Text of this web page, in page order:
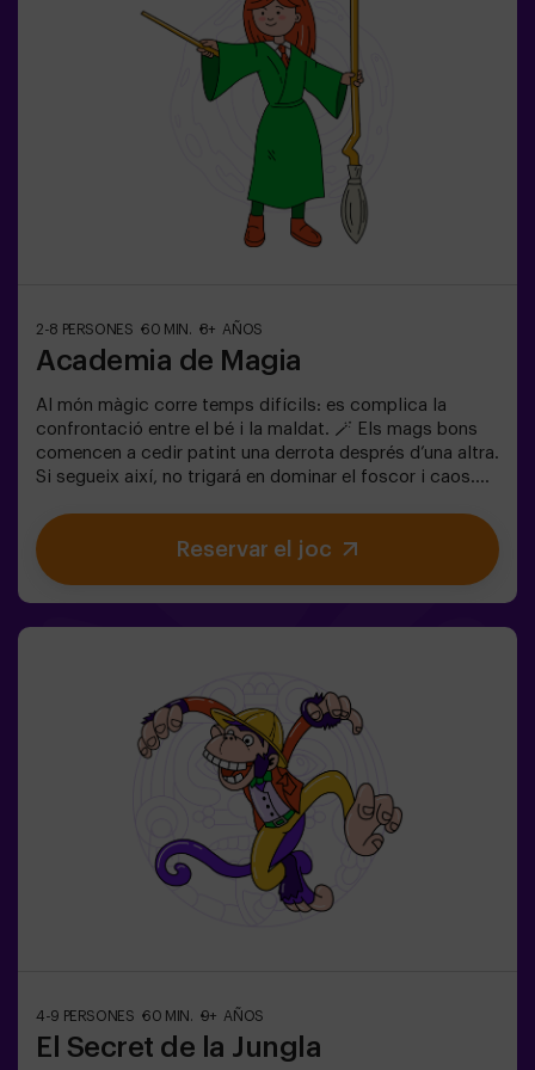
acompanyant.Opció amb monitor disponible (consulta
les condicions).
2-8 PERSONES 60 MIN. 8+ AÑOS
Academia de Magia
Al món màgic corre temps difícils: es complica la
confrontació entre el bé i la maldat. 🪄 Els mags bons
comencen a cedir patint una derrota després d’una altra.
Si segueix així, no trigará en dominar el foscor i caos.
poder de la pedra filosofal. Però primer s'ha de crear i
ningú ho ha aconseguit encara en tota la historia de la
màgia! Us espera la misió complicada de salvar el
monitor (consulta'ns les condicions).⚠️ Passes estrets
⚠️ 🧩 Nivell de dificultat: fàcil.
Reservar el joc
4-9 PERSONES 60 MIN. 9+ AÑOS
El Secret de la Jungla